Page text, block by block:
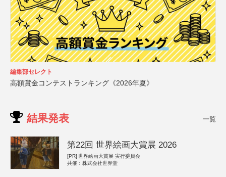
編集部セレクト
高額賞金コンテストランキング《2026年夏》
結果発表 一覧
第22回 世界絵画大賞展 2026
[PR] 世界絵画大賞展 実行委員会
共催：株式会社世界堂